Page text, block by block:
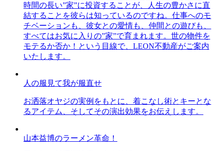
時間の長い”家”に投資することが、人生の豊かさに直
結することを彼らは知っているのですね。仕事へのモ
チベーションも、彼女との愛情も、仲間との遊びも、
すべてはお気に入りの”家”で育まれます。世の物件を
モテるか否か！という目線で、LEON不動産がご案内
いたします。
人の服見て我が服直せ
お洒落オヤジの実例をもとに、着こなし術とキーとな
るアイテム、そしてその演出効果をお伝えします。
山本益博のラーメン革命！